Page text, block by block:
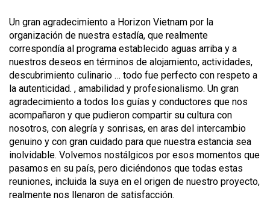
Un gran agradecimiento a Horizon Vietnam por la
organización de nuestra estadía, que realmente
correspondía al programa establecido aguas arriba y a
nuestros deseos en términos de alojamiento, actividades,
descubrimiento culinario … todo fue perfecto con respeto a
la autenticidad. , amabilidad y profesionalismo. Un gran
agradecimiento a todos los guías y conductores que nos
acompañaron y que pudieron compartir su cultura con
nosotros, con alegría y sonrisas, en aras del intercambio
genuino y con gran cuidado para que nuestra estancia sea
inolvidable. Volvemos nostálgicos por esos momentos que
pasamos en su país, pero diciéndonos que todas estas
reuniones, incluida la suya en el origen de nuestro proyecto,
realmente nos llenaron de satisfacción.